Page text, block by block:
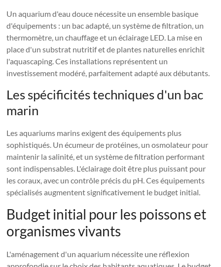
Un aquarium d'eau douce nécessite un ensemble basique
d'équipements : un bac adapté, un système de filtration, un
thermomètre, un chauffage et un éclairage LED. La mise en
place d'un substrat nutritif et de plantes naturelles enrichit
l'aquascaping. Ces installations représentent un
investissement modéré, parfaitement adapté aux débutants.
Les spécificités techniques d'un bac
marin
Les aquariums marins exigent des équipements plus
sophistiqués. Un écumeur de protéines, un osmolateur pour
maintenir la salinité, et un système de filtration performant
sont indispensables. L'éclairage doit être plus puissant pour
les coraux, avec un contrôle précis du pH. Ces équipements
spécialisés augmentent significativement le budget initial.
Budget initial pour les poissons et
organismes vivants
L'aménagement d'un aquarium nécessite une réflexion